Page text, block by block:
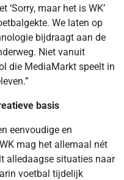
‘Sorry, maar het is WK’
We laten op
bijdraagt aan de
Niet vanuit
die MediaMarkt speelt in
basis
eenvoudige en
mag het allemaal nét
alledaagse situaties naar
voetbal tijdelijk